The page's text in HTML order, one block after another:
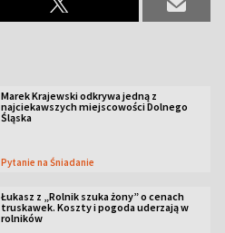
Marek Krajewski odkrywa jedną z
najciekawszych miejscowości Dolnego
Śląska
Pytanie na Śniadanie
Łukasz z „Rolnik szuka żony” o cenach
truskawek. Koszty i pogoda uderzają w
rolników